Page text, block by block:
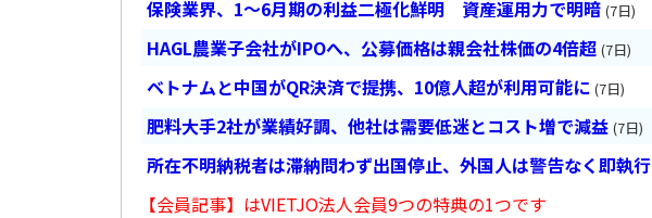
保険業界、1～6月期の利益二極化鮮明 資産運用力で明暗 (7日)
HAGL農業子会社がIPOへ、公募価格は親会社株価の4倍超 (7日)
ベトナムと中国がQR決済で提携、10億人超が利用可能に (7日)
肥料大手2社が業績好調、他社は需要低迷とコスト増で減益 (7日)
所在不明納税者は滞納問わず出国停止、外国人は警告なく即執行
【会員記事】はVIETJO法人会員9つの特典の1つです